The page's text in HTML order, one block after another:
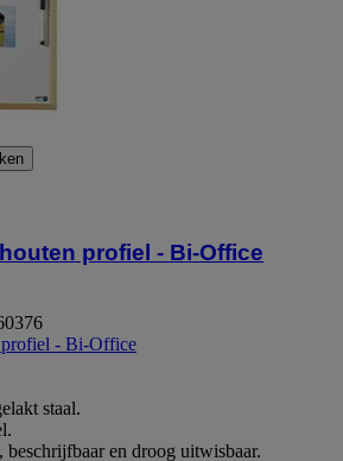
profiel - Bi-Office
profiel - Bi-Office
staal.
beschrijfbaar en droog uitwisbaar.